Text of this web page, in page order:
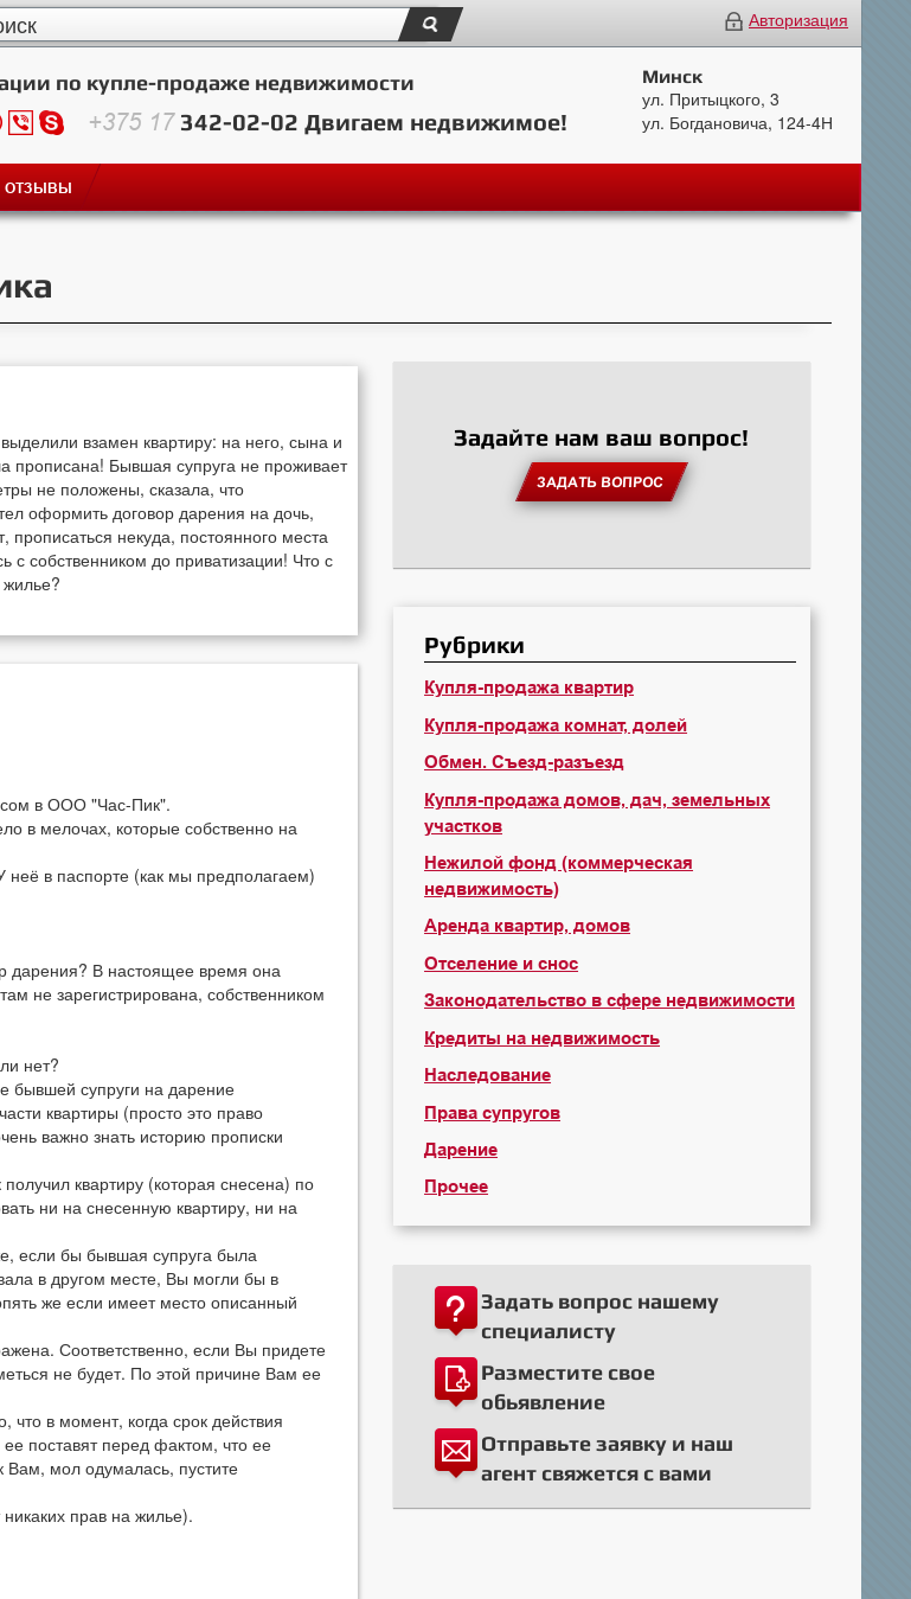
Авторизация
по купле-продаже недвижимости
+375 17342-02-02 Двигаем недвижимое!
Минск
ул. Притыцкого, 3
ул. Богдановича, 124-4Н
ОТЗЫВЫ
взамен квартиру: на него, сына и
прописана! Бывшая супруга не проживает
не положены, сказала, что
оформить договор дарения на дочь,
некуда, постоянного места
с собственником до приватизации! Что с
в ООО "Час-Пик".
мелочах, которые собственно на
в паспорте (как мы предполагаем)
В настоящее время она
не зарегистрирована, собственником
нет?
супруги на дарение
квартиры (просто это право
важно знать историю прописки
квартиру (которая снесена) по
ни на снесенную квартиру, ни на
если бы бывшая супруга была
в другом месте, Вы могли бы в
же если имеет место описанный
Соответственно, если Вы придете
не будет. По этой причине Вам ее
в момент, когда срок действия
поставят перед фактом, что ее
Вам, мол одумалась, пустите
прав на жилье).
Задайте нам ваш вопрос!
ЗАДАТЬ ВОПРОС
Рубрики
Купля-продажа квартир
Купля-продажа комнат, долей
Обмен. Съезд-разъезд
Купля-продажа домов, дач, земельных
участков
Нежилой фонд (коммерческая
недвижимость)
Аренда квартир, домов
Отселение и снос
Законодательство в сфере недвижимости
Кредиты на недвижимость
Наследование
Права супругов
Дарение
Прочее
Задать вопрос нашему
специалисту
Разместите свое
обьявление
Отправьте заявку и наш
агент свяжется с вами